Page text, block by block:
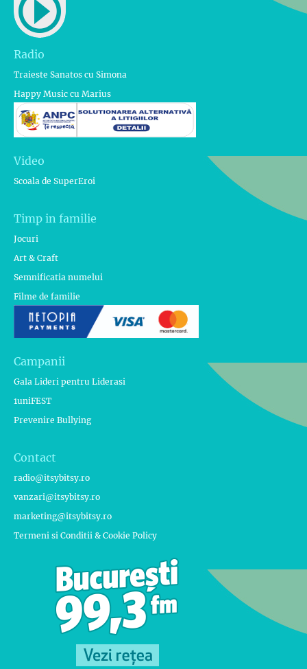
Radio
Traieste Sanatos cu Simona
Happy Music cu Marius
Video
Scoala de SuperEroi
Timp in familie
Jocuri
Art & Craft
Semnificatia numelui
Filme de familie
Campanii
Gala Lideri pentru Liderasi
1uniFEST
Prevenire Bullying
Contact
radio@itsybitsy.ro
vanzari@itsybitsy.ro
marketing@itsybitsy.ro
Termeni si Conditii & Cookie Policy